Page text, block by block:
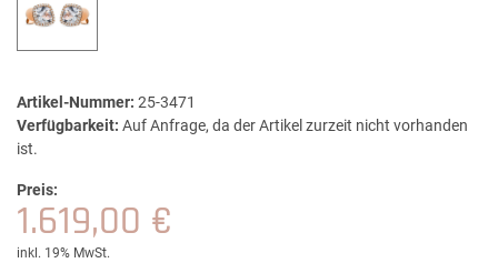
Artikel-Nummer: 25-3471
Verfügbarkeit: Auf Anfrage, da der Artikel zurzeit nicht vorhanden
ist.
Preis:
1.619,00 €
inkl. 19% MwSt.